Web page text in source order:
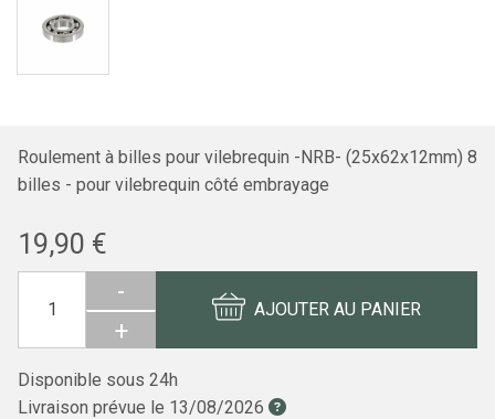
Roulement à billes pour vilebrequin -NRB- (25x62x12mm) 8
billes - pour vilebrequin côté embrayage
19,90 €
-
+
AJOUTER AU PANIER
Disponible sous 24h
Livraison prévue le 13/08/2026